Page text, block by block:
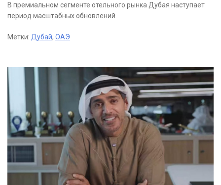
В премиальном сегменте отельного рынка Дубая наступает
период масштабных обновлений.
Метки: Дубай, ОАЭ